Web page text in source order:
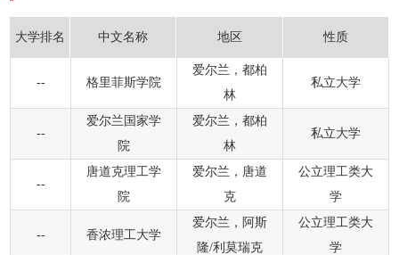
大学排名 中文名称 地区 性质
-- 格里菲斯学院
爱尔兰，都柏
林
私立大学
--
爱尔兰国家学
院
爱尔兰，都柏
林
私立大学
--
唐道克理工学
院
爱尔兰，唐道
克
公立理工类大
学
-- 香浓理工大学
爱尔兰，阿斯
隆/利莫瑞克
公立理工类大
学